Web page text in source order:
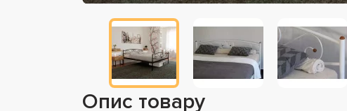
Опис товару